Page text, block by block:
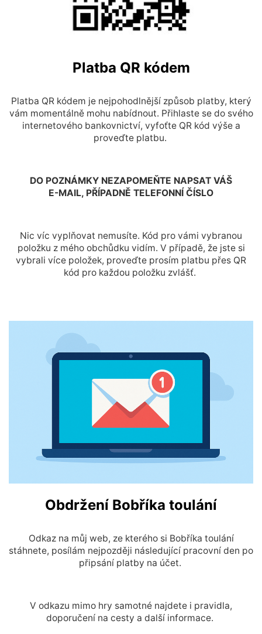
Platba QR kódem
Platba QR kódem je nejpohodlnější způsob platby, který
vám momentálně mohu nabídnout. Přihlaste se do svého
internetového bankovnictví, vyfoťte QR kód výše a
proveďte platbu.
DO POZNÁMKY NEZAPOMEŇTE NAPSAT VÁŠ
E-MAIL, PŘÍPADNĚ TELEFONNÍ ČÍSLO
Nic víc vyplňovat nemusíte. Kód pro vámi vybranou
položku z mého obchůdku vidím. V případě, že jste si
vybrali více položek, proveďte prosím platbu přes QR
kód pro každou položku zvlášť.
Obdržení Bobříka toulání
Odkaz na můj web, ze kterého si Bobříka toulání
stáhnete, posílám nejpozději následující pracovní den po
připsání platby na účet.
V odkazu mimo hry samotné najdete i pravidla,
doporučení na cesty a další informace.